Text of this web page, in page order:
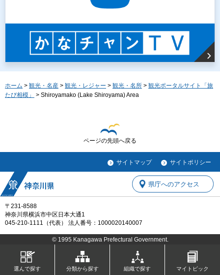
ホーム > 観光・名産 > 観光・レジャー > 観光・名所 > 観光ポータルサイト「旅
たび相模」
> Shiroyamako (Lake Shiroyama) Area
ページの先頭へ戻る
サイトマップ サイトポリシー
〒231-8588
神奈川県横浜市中区日本大通1
045-210-1111（代表） 法人番号：1000020140007
県庁へのアクセス
© 1995 Kanagawa Prefectural Government.
選んで探す 分類から探す 組織で探す マイトピック